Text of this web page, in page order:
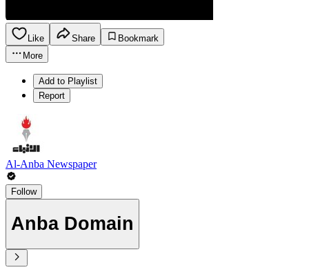
Like Share
Bookmark
More
Add to Playlist
Report
Al-Anba Newspaper
Follow
Anba Domain